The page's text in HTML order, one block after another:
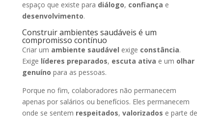
espaço que existe para diálogo, confiança e
desenvolvimento.
Construir ambientes saudáveis é um
compromisso contínuo
Criar um ambiente saudável exige constância.
Exige líderes preparados, escuta ativa e um olhar
genuíno para as pessoas.
Porque no fim, colaboradores não permanecem
apenas por salários ou benefícios. Eles permanecem
onde se sentem respeitados, valorizados e parte de